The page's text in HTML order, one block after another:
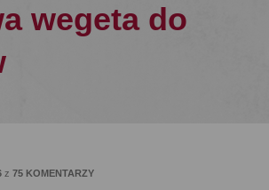
wegeta do
z 75 KOMENTARZY